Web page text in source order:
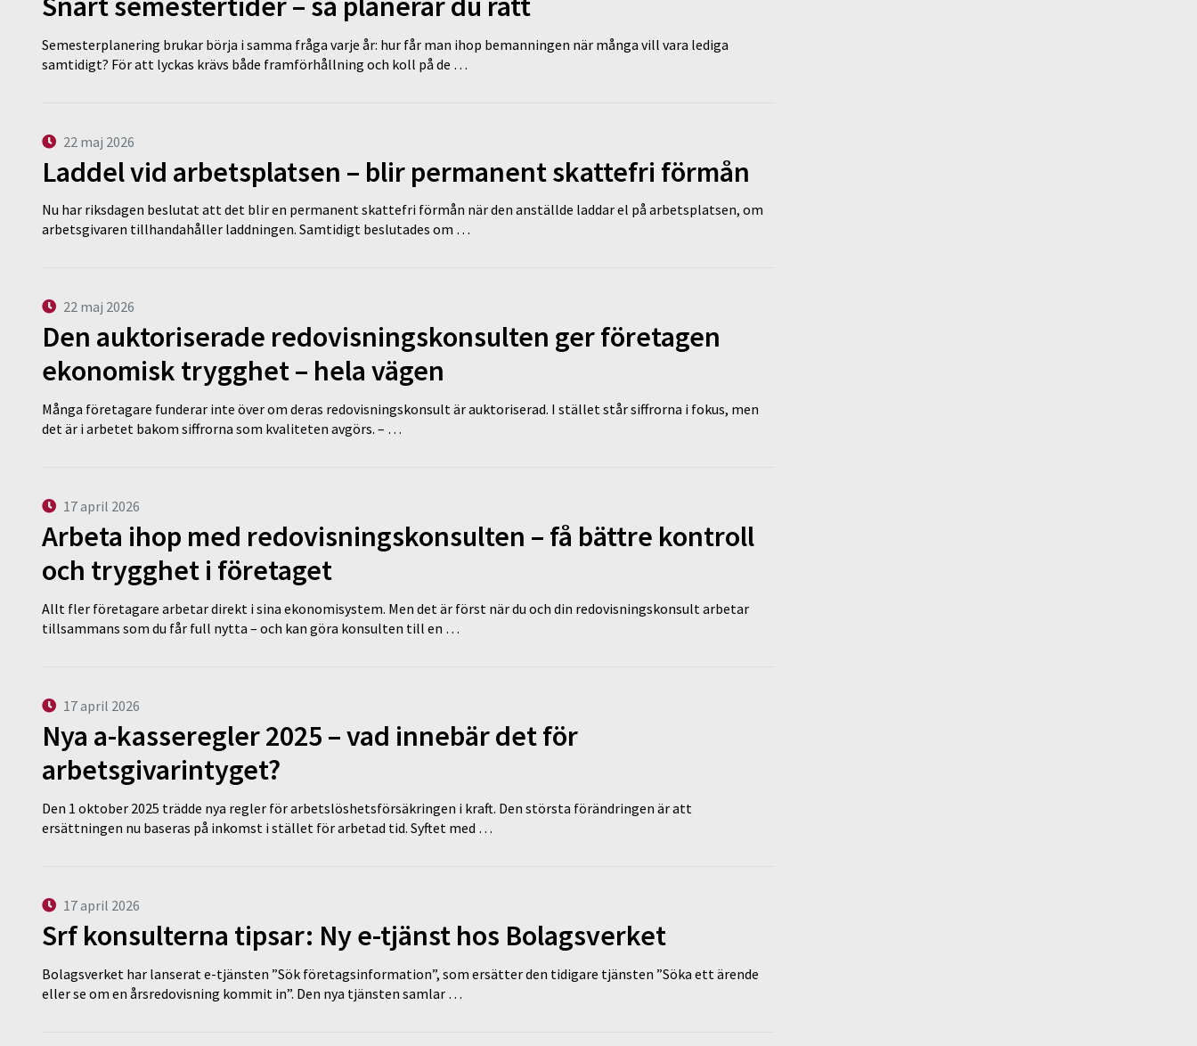
Semesterplanering brukar börja i samma fråga varje år: hur får man ihop bemanningen när många vill vara lediga
samtidigt? För att lyckas krävs både framförhållning och koll på de …
22 maj 2026
Laddel vid arbetsplatsen – blir permanent skattefri förmån
Nu har riksdagen beslutat att det blir en permanent skattefri förmån när den anställde laddar el på arbetsplatsen, om
arbetsgivaren tillhandahåller laddningen. Samtidigt beslutades om …
22 maj 2026
Den auktoriserade redovisningskonsulten ger företagen
ekonomisk trygghet – hela vägen
Många företagare funderar inte över om deras redovisningskonsult är auktoriserad. I stället står siffrorna i fokus, men
det är i arbetet bakom siffrorna som kvaliteten avgörs. – …
17 april 2026
Arbeta ihop med redovisningskonsulten – få bättre kontroll
och trygghet i företaget
Allt fler företagare arbetar direkt i sina ekonomisystem. Men det är först när du och din redovisningskonsult arbetar
tillsammans som du får full nytta – och kan göra konsulten till en …
17 april 2026
Nya a-kasseregler 2025 – vad innebär det för
arbetsgivarintyget?
Den 1 oktober 2025 trädde nya regler för arbetslöshetsförsäkringen i kraft. Den största förändringen är att
ersättningen nu baseras på inkomst i stället för arbetad tid. Syftet med …
17 april 2026
Srf konsulterna tipsar: Ny e-tjänst hos Bolagsverket
Bolagsverket har lanserat e-tjänsten ”Sök företagsinformation”, som ersätter den tidigare tjänsten ”Söka ett ärende
eller se om en årsredovisning kommit in”. Den nya tjänsten samlar …